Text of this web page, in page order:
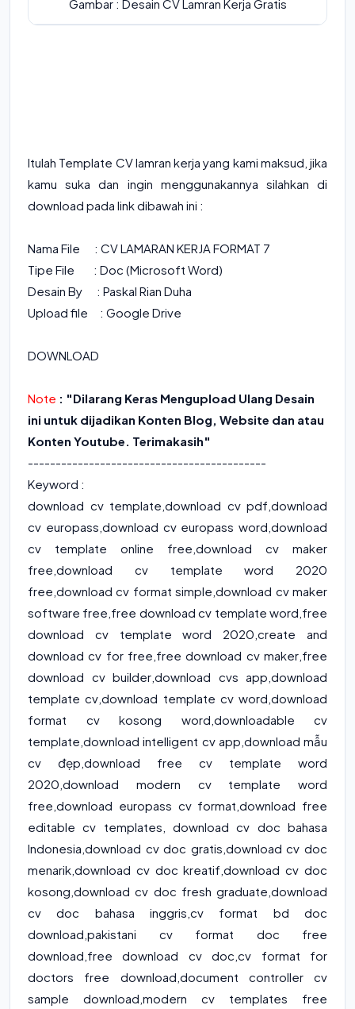
Gambar : Desain CV Lamran Kerja Gratis
Itulah Template CV lamran kerja yang kami maksud, jika
kamu suka dan ingin menggunakannya silahkan di
download pada link dibawah ini :
Nama File : CV LAMARAN KERJA FORMAT 7
Tipe File : Doc (Microsoft Word)
Desain By : Paskal Rian Duha
Upload file : Google Drive
DOWNLOAD
Note : "Dilarang Keras Mengupload Ulang Desain
ini untuk dijadikan Konten Blog, Website dan atau
Konten Youtube. Terimakasih"
-------------------------------------------
Keyword :
download cv template download cv pdf download
cv europass download cv europass word download
cv template online free download cv maker
free download cv template word 2020
free download cv format simple ,download cv maker
software free free download cv template word free
download cv template word 2020 ,create and
download cv for free free download cv maker free
download cv builder download cvs app download
template cv ,download template cv word download
format cv kosong word downloadable cv
template download intelligent cv app download mẫu
cv đẹp download free cv template word
2020 download modern cv template word
free download europass cv format ,download free
editable cv templates , download cv doc bahasa
Indonesia,download cv doc gratis,download cv doc
menarik,download cv doc kreatif,download cv doc
kosong,download cv doc fresh graduate,download
cv doc bahasa inggris,cv format bd doc
download,pakistani cv format doc free
download,free download cv doc,cv format for
doctors free download,document controller cv
sample download,modern cv templates free